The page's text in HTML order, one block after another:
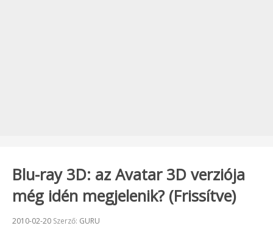
Blu-ray 3D: az Avatar 3D verziója
még idén megjelenik? (Frissítve)
Beküldve:
2010-02-20 Szerző: GURU